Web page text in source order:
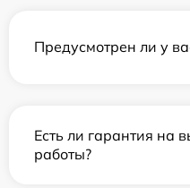
Предусмотрен ли у
Есть ли гарантия на
работы?